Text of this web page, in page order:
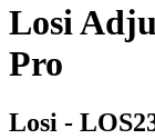
Losi
Pro
Losi -